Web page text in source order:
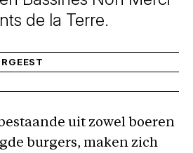
de la Terre.
uit zowel boeren
burgers, maken zich